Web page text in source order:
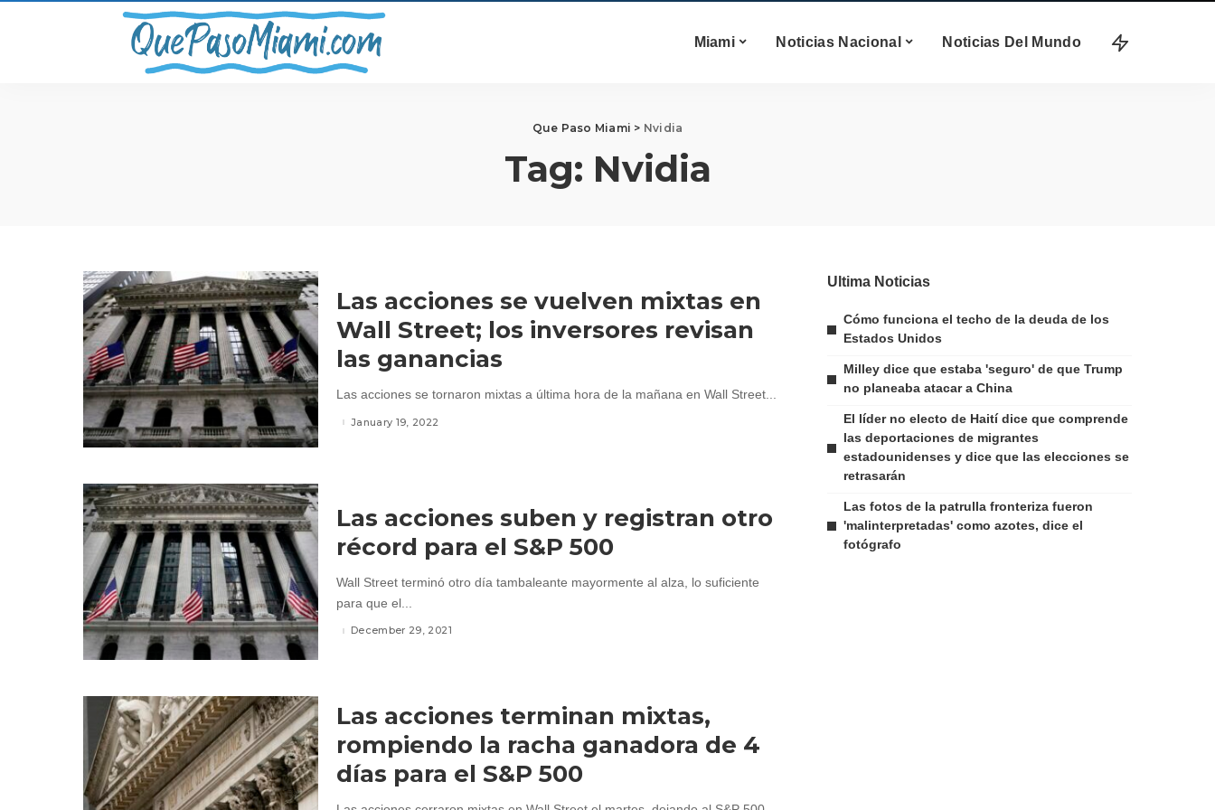
Miami Noticias Nacional Noticias Del Mundo
Que Paso Miami > Nvidia
Tag: Nvidia
Las acciones se vuelven mixtas en
Wall Street; los inversores revisan
las ganancias
Las acciones se tornaron mixtas a última hora de la mañana en Wall Street...
January 19, 2022
Las acciones suben y registran otro
récord para el S&P 500
Wall Street terminó otro día tambaleante mayormente al alza, lo suficiente
para que el...
December 29, 2021
Las acciones terminan mixtas,
rompiendo la racha ganadora de 4
días para el S&P 500
Ultima Noticias
Cómo funciona el techo de la deuda de los
Estados Unidos
Milley dice que estaba 'seguro' de que Trump
no planeaba atacar a China
El líder no electo de Haití dice que comprende
las deportaciones de migrantes
estadounidenses y dice que las elecciones se
retrasarán
Las fotos de la patrulla fronteriza fueron
'malinterpretadas' como azotes, dice el
fotógrafo